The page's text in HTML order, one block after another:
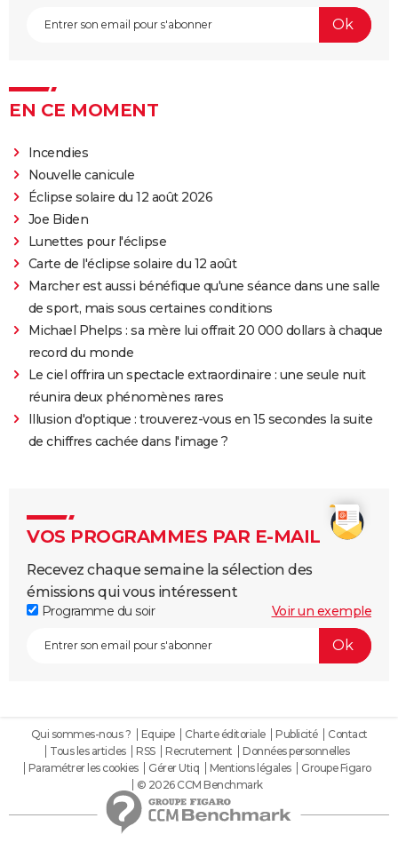
EN CE MOMENT
Incendies
Nouvelle canicule
Éclipse solaire du 12 août 2026
Joe Biden
Lunettes pour l'éclipse
Carte de l'éclipse solaire du 12 août
Marcher est aussi bénéfique qu'une séance dans une salle
de sport, mais sous certaines conditions
Michael Phelps : sa mère lui offrait 20 000 dollars à chaque
record du monde
Le ciel offrira un spectacle extraordinaire : une seule nuit
réunira deux phénomènes rares
Illusion d'optique : trouverez-vous en 15 secondes la suite
de chiffres cachée dans l'image ?
VOS PROGRAMMES PAR E-MAIL
Recevez chaque semaine la sélection des
émissions qui vous intéressent
Programme du soir Voir un exemple
Qui sommes-nous ? Equipe Charte éditoriale Publicité
Contact
Tous les articles
RSS Recrutement
Données personnelles
Paramétrer les cookies
Gérer Utiq Mentions légales
Groupe Figaro
© 2026 CCM Benchmark